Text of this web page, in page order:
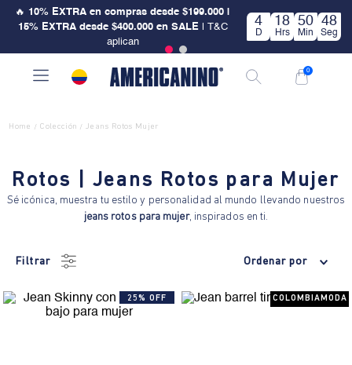
🔥 10% EXTRA en compras desde $199.000 |
15% EXTRA desde $400.000 en SALE| T&C
aplican
4
D
18
Hrs
50
Min
48
Seg
0
Home / Colección / Jeans Rotos Mujer
Rotos | Jeans Rotos para Mujer
Sé icónica, muestra tu estilo y personalidad al mundo llevando nuestros
jeans rotos para mujer, inspirados en ti.
Filtrar Ordenar por
25% OFF COLOMBIAMODA